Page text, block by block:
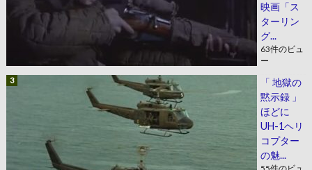
映画「ス
ターリン
グ...
63件のビュ
ー
「 地獄の
黙示録 」
ほどに
UH-1ヘリ
コプター
の魅...